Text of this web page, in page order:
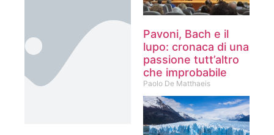
Pavoni, Bach e il
lupo: cronaca di una
passione tutt’altro
che improbabile
Paolo De Matthaeis